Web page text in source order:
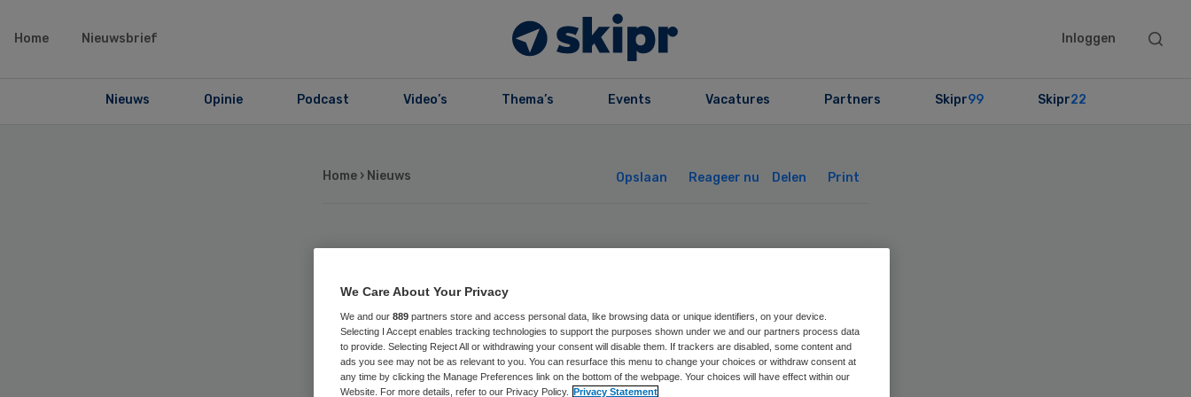
Home Nieuwsbrief Inloggen
Search
Nieuws Opinie Podcast Video’s Thema’s Events Vacatures Partners Skipr99 Skipr22
Home › Nieuws Opslaan Reageer nu Delen Print
Triade en Vitree
willen fuseren
We Care About Your Privacy
We and our 889 partners store and access personal data, like browsing data or unique identifiers, on your device.
Selecting I Accept enables tracking technologies to support the purposes shown under we and our partners process data
to provide. Selecting Reject All or withdrawing your consent will disable them. If trackers are disabled, some content and
ads you see may not be as relevant to you. You can resurface this menu to change your choices or withdraw consent at
any time by clicking the Manage Preferences link on the bottom of the webpage. Your choices will have effect within our
Website. For more details, refer to our Privacy Policy.
Privacy Statement